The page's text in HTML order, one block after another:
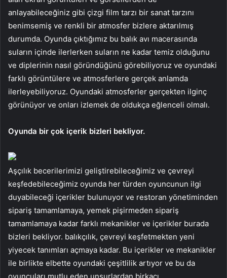
anlayabileceğiniz gibi çizgi film tarzı bir sanat tarzını
benimsemiş ve renkli bir atmosfer bizlere aktarılmış
durumda. Oyunda çıktığımız bu balık avı macerasında
suların içinde ilerlerken suların ne kadar temiz olduğunu
ve diplerinin nasıl göründüğünü görebiliyoruz ve oyundaki
farklı görüntülere ve atmosferlere gerçek anlamda
ilerleyebiliyoruz. Oyundaki atmosferler gerçekten ilginç
görünüyor ve onları izlemek de oldukça eğlenceli olmalı.
Oyunda bir çok içerik bizleri bekliyor.
Aşçılık becerilerimizi geliştirebileceğimiz ve çevreyi
keşfedebileceğimiz oyunda her türden oyuncunun ilgi
duyabileceği içerikler bulunuyor ve restoran yönetiminden
sipariş tamamlamaya, yemek pişirmeden sipariş
tamamlamaya kadar farklı mekanikler ve içerikler burada
bizleri bekliyor. balıkçılık, çevreyi keşfetmekten yeni
yiyecek tanımları açmaya kadar. Bu içerikler ve mekanikler
ile birlikte elbette oyundaki çeşitlilik artıyor ve bu da
oyuncuları mutlu eden unsurlardan birkaçı.